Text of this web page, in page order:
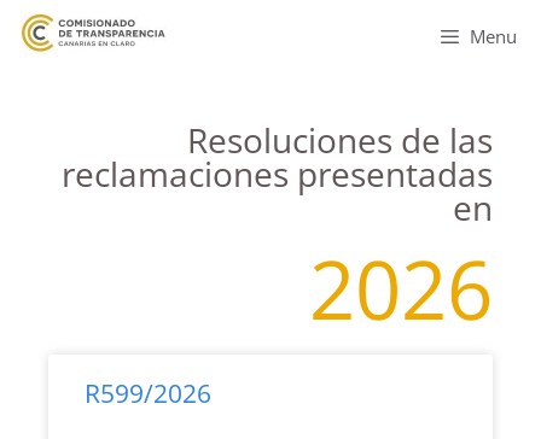
Menu
Resoluciones de las
reclamaciones presentadas
en
2026
R599/2026